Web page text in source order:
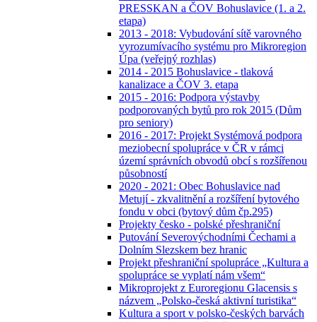
PRESSKAN a ČOV Bohuslavice (1. a 2.
etapa)
2013 - 2018: Vybudování sítě varovného
vyrozumívacího systému pro Mikroregion
Úpa (veřejný rozhlas)
2014 - 2015 Bohuslavice - tlaková
kanalizace a ČOV 3. etapa
2015 - 2016: Podpora výstavby
podporovaných bytů pro rok 2015 (Dům
pro seniory)
2016 - 2017: Projekt Systémová podpora
meziobecní spolupráce v ČR v rámci
území správních obvodů obcí s rozšířenou
působností
2020 - 2021: Obec Bohuslavice nad
Metují - zkvalitnění a rozšíření bytového
fondu v obci (bytový dům čp.295)
Projekty česko - polské přeshraniční
Putování Severovýchodními Čechami a
Dolním Slezskem bez hranic
Projekt přeshraniční spolupráce „Kultura a
spolupráce se vyplatí nám všem“
Mikroprojekt z Euroregionu Glacensis s
názvem „Polsko-česká aktivní turistika“
Kultura a sport v polsko-českých barvách